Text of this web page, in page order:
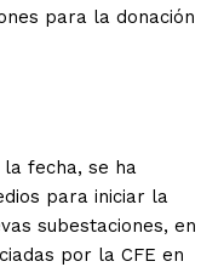
para la donación
fecha, se ha
para iniciar la
subestaciones, en
por la CFE en